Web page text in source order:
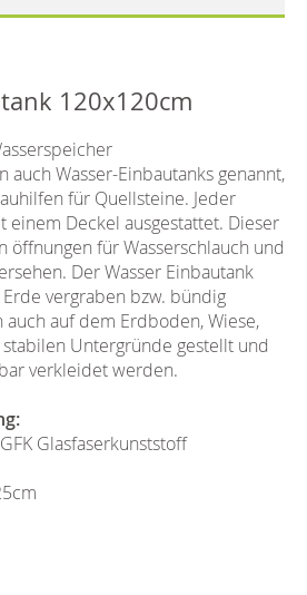
120x120cm
Wasser-Einbautanks genannt,
für Quellsteine. Jeder
einem Deckel ausgestattet. Dieser
öffnungen für Wasserschlauch und
Der Wasser Einbautank
vergraben bzw. bündig
auf dem Erdboden, Wiese,
Untergründe gestellt und
verkleidet werden.
Glasfaserkunststoff